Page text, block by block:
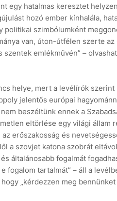
egy hatalmas keresztet
hozó ember kínhalála,
politikai szimbólumként
van, úton-útfélen szerte
emlékművén” –
helye, mert a levélírók
jelentős európai
beszéltünk ennek a
eltörlése egy világi állam
erőszakosság és
a szovjet katona szobrát
általánosabb fogalmát
fogalom tartalmát” – áll a
„kérdezzen meg